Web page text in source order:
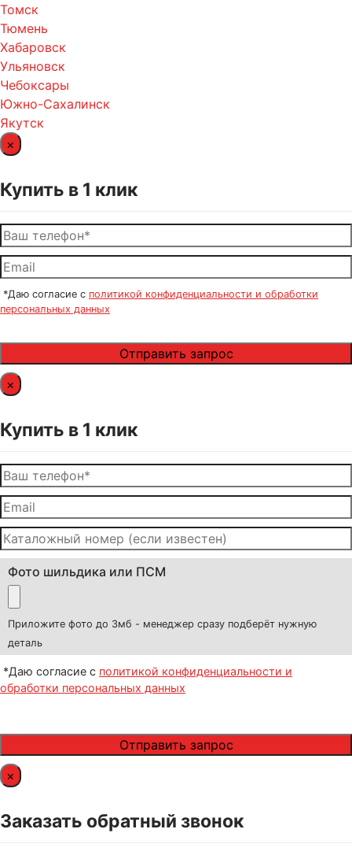
Томск
Тюмень
Хабаровск
Ульяновск
Чебоксары
Южно-Сахалинск
Якутск
×
Купить в 1 клик
*Даю согласие с политикой конфиденциальности и обработки
персональных данных
×
Купить в 1 клик
Фото шильдика или ПСМ
Приложите фото до 3мб - менеджер сразу подберёт нужную
деталь
*Даю согласие с политикой конфиденциальности и
обработки персональных данных
×
Заказать обратный звонок